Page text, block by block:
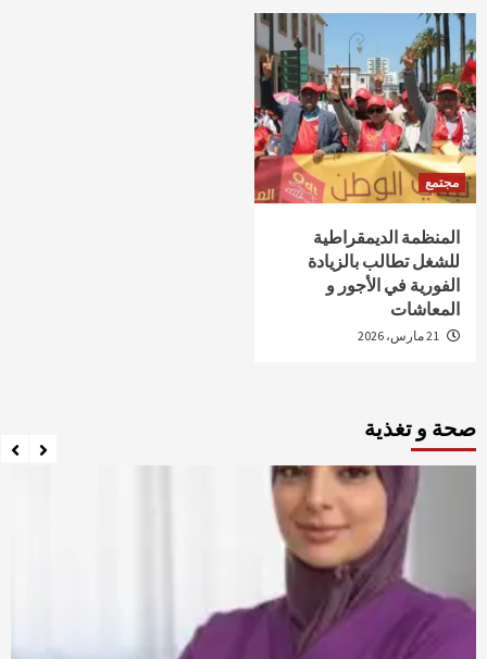
مجتمع
المنظمة الديمقراطية
للشغل تطالب بالزيادة
الفورية في الأجور و
المعاشات
صحة و تغذية